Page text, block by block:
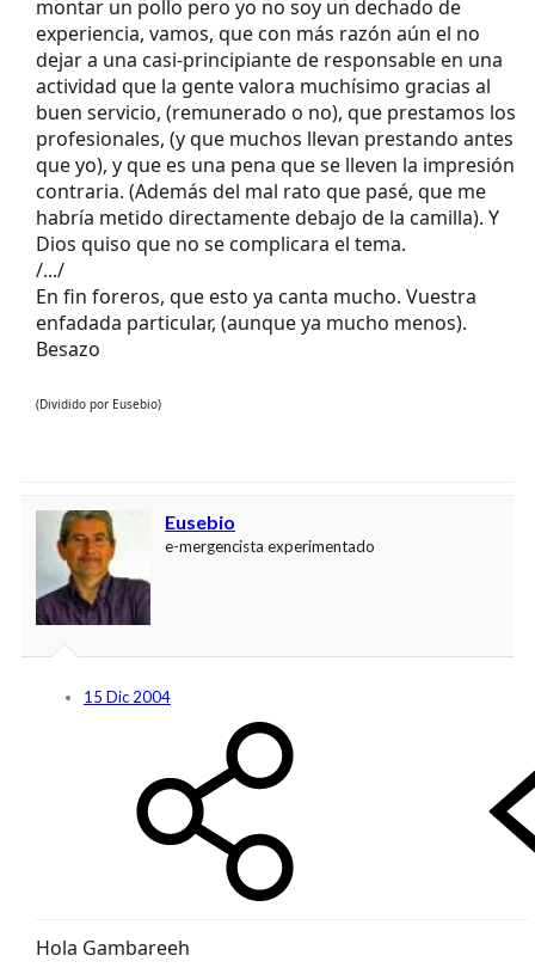
montar un pollo pero yo no soy un dechado de
experiencia, vamos, que con más razón aún el no
dejar a una casi-principiante de responsable en una
actividad que la gente valora muchísimo gracias al
buen servicio, (remunerado o no), que prestamos los
profesionales, (y que muchos llevan prestando antes
que yo), y que es una pena que se lleven la impresión
contraria. (Además del mal rato que pasé, que me
habría metido directamente debajo de la camilla). Y
Dios quiso que no se complicara el tema.
/.../
En fin foreros, que esto ya canta mucho. Vuestra
enfadada particular, (aunque ya mucho menos).
Besazo
(Dividido por Eusebio)
Eusebio
e-mergencista experimentado
15 Dic 2004
Hola Gambareeh